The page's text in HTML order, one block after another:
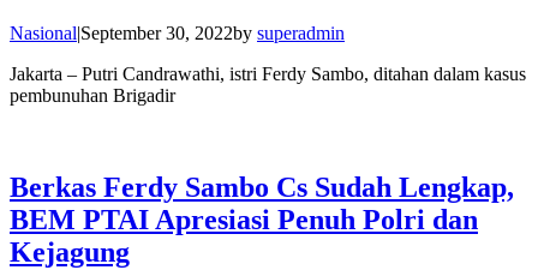
Nasional|September 30, 2022by superadmin
Jakarta – Putri Candrawathi, istri Ferdy Sambo, ditahan dalam kasus
pembunuhan Brigadir
Berkas Ferdy Sambo Cs Sudah Lengkap,
BEM PTAI Apresiasi Penuh Polri dan
Kejagung